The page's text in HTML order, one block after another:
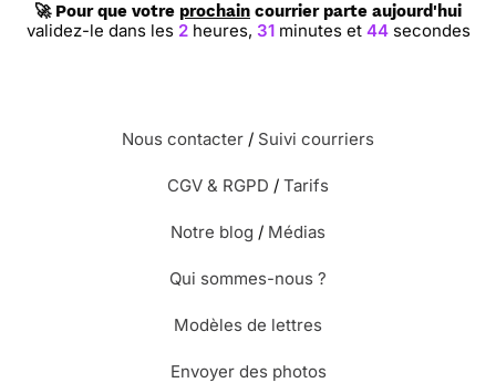
🚀 Pour que votre prochain courrier parte aujourd'hui
validez-le dans les 2heures, 31minutes et 43secondes
Nous contacter / Suivi courriers
CGV & RGPD / Tarifs
Notre blog / Médias
Qui sommes-nous ?
Modèles de lettres
Envoyer des photos